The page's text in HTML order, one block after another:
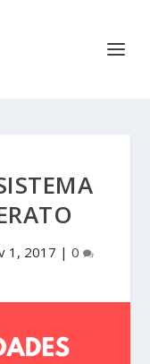
1, 2017 | 0